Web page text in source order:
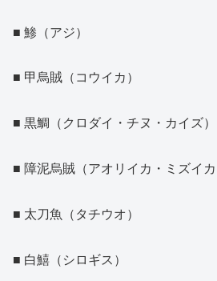
■ 鯵（アジ）
■ 甲烏賊（コウイカ）
■ 黒鯛（クロダイ・チヌ・カイズ）
■ 障泥烏賊（アオリイカ・ミズイカ
■ 太刀魚（タチウオ）
■ 白鱚（シロギス）